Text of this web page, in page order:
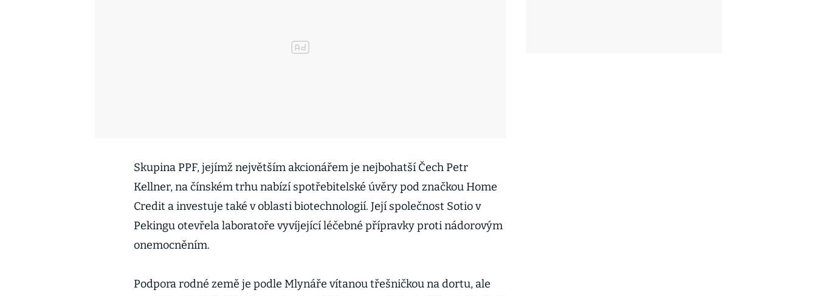
Skupina PPF, jejímž největším akcionářem je nejbohatší Čech Petr
Kellner, na čínském trhu nabízí spotřebitelské úvěry pod značkou Home
Credit a investuje také v oblasti biotechnologií. Její společnost Sotio v
Pekingu otevřela laboratoře vyvíjející léčebné přípravky proti nádorovým
onemocněním.
Podpora rodné země je podle Mlynáře vítanou třešničkou na dortu, ale